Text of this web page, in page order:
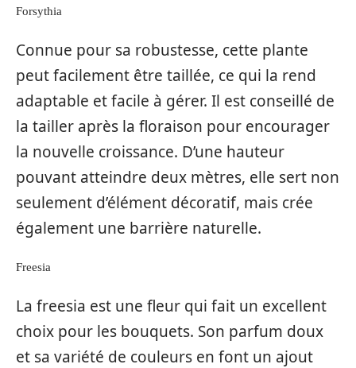
Forsythia
Connue pour sa robustesse, cette plante
peut facilement être taillée, ce qui la rend
adaptable et facile à gérer. Il est conseillé de
la tailler après la floraison pour encourager
la nouvelle croissance. D’une hauteur
pouvant atteindre deux mètres, elle sert non
seulement d’élément décoratif, mais crée
également une barrière naturelle.
Freesia
La freesia est une fleur qui fait un excellent
choix pour les bouquets. Son parfum doux
et sa variété de couleurs en font un ajout